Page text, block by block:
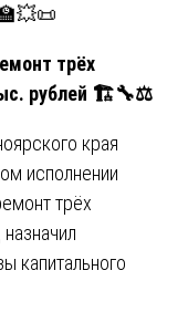
трёх
рублей 🏗🔧⚖️
края
исполнении
трёх
капитального